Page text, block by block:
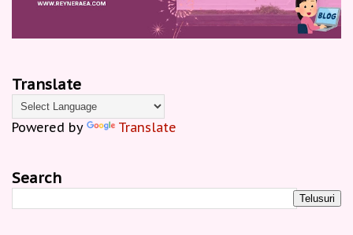
Translate
Powered by Translate
Search